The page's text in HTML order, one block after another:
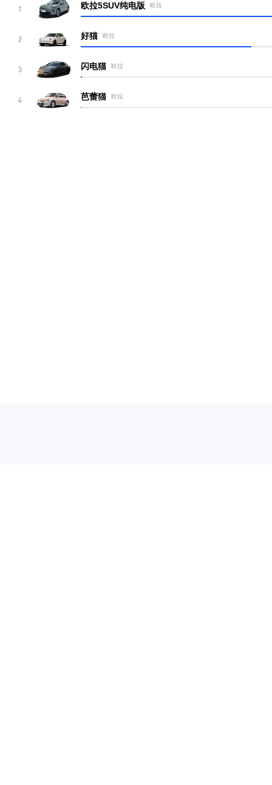
1 欧拉5SUV纯电版 欧拉
2 好猫 欧拉
3 闪电猫 欧拉
4 芭蕾猫 欧拉